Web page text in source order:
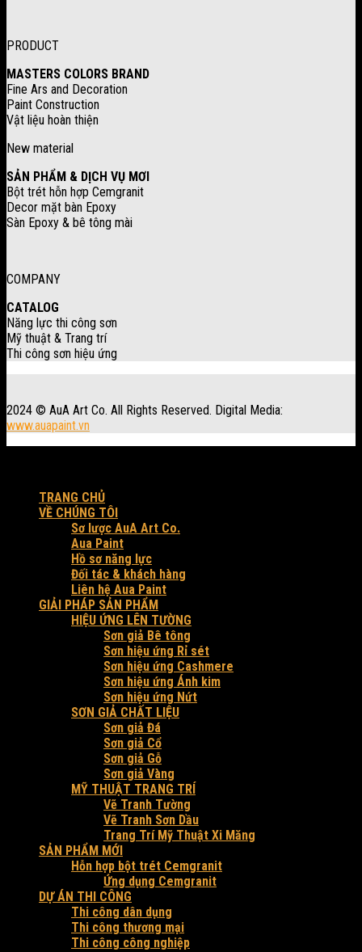
PRODUCT
MASTERS COLORS BRAND
Fine Ars and Decoration
Paint Construction
Vật liệu hoàn thiện
New material
SẢN PHẨM & DỊCH VỤ MƠI
Bột trét hỗn hợp Cemgranit
Decor mặt bàn Epoxy
Sàn Epoxy & bê tông mài
COMPANY
CATALOG
Năng lực thi công sơn
Mỹ thuật & Trang trí
Thi công sơn hiệu ứng
2024 © AuA Art Co. All Rights Reserved. Digital Media:
www.auapaint.vn
TRANG CHỦ
VỀ CHÚNG TÔI
Sơ lược AuA Art Co.
Aua Paint
Hồ sơ năng lực
Đối tác & khách hàng
Liên hệ Aua Paint
GIẢI PHÁP SẢN PHẨM
HIỆU ỨNG LÊN TƯỜNG
Sơn giả Bê tông
Sơn hiệu ứng Rỉ sét
Sơn hiệu ứng Cashmere
Sơn hiệu ứng Ánh kim
Sơn hiệu ứng Nứt
SƠN GIẢ CHẤT LIỆU
Sơn giả Đá
Sơn giả Cổ
Sơn giả Gỗ
Sơn giả Vàng
MỸ THUẬT TRANG TRÍ
Vẽ Tranh Tường
Vẽ Tranh Sơn Dầu
Trang Trí Mỹ Thuật Xi Măng
SẢN PHẨM MỚI
Hỗn hợp bột trét Cemgranit
Ứng dụng Cemgranit
DỰ ÁN THI CÔNG
Thi công dân dụng
Thi công thương mại
Thi công công nghiệp